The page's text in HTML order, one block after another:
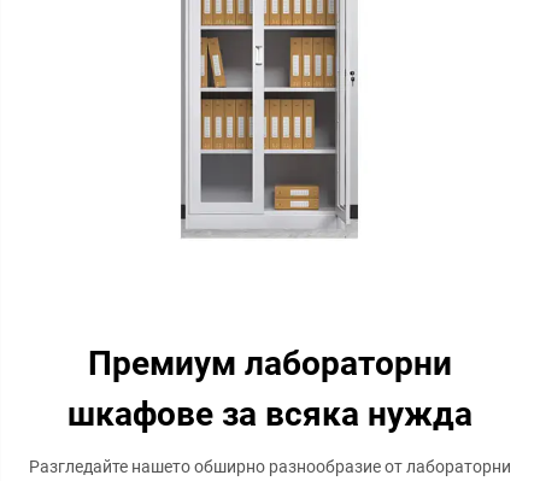
Премиум лабораторни
шкафове за всяка нужда
Разгледайте нашето обширно разнообразие от лабораторни